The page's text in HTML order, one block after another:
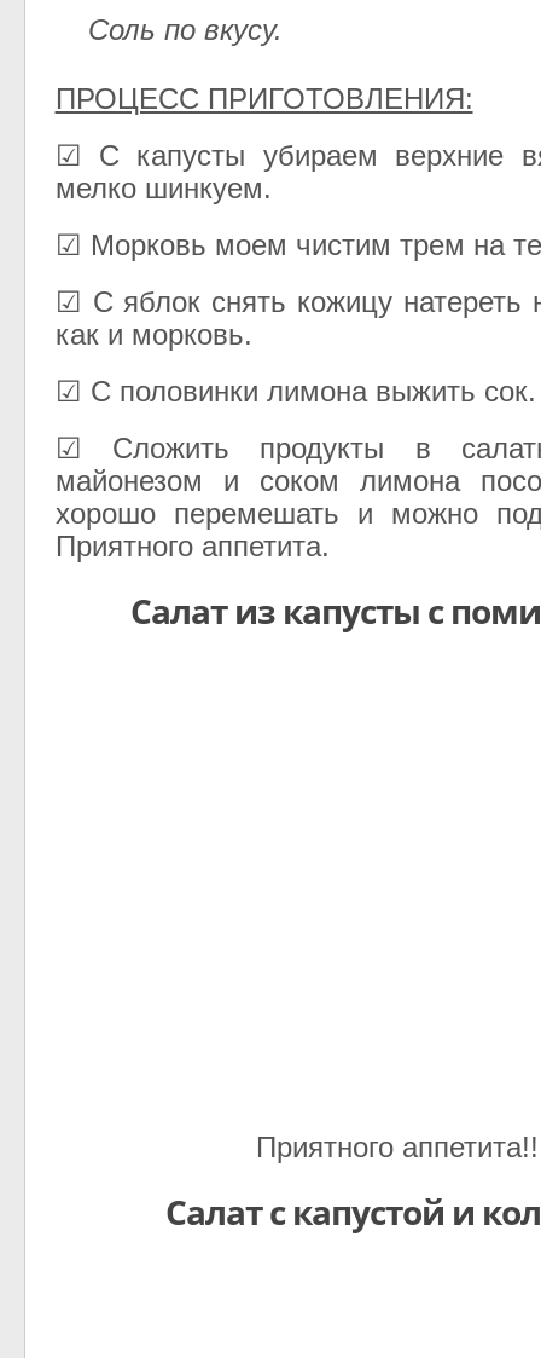
Соль по вкусу.
ПРОЦЕСС ПРИГОТОВЛЕНИЯ:
☑ С капусты убираем верхние
мелко шинкуем.
☑ Морковь моем чистим трем на
☑ С яблок снять кожицу натереть
как и морковь.
☑ С половинки лимона выжить сок.
☑ Сложить продукты в
майонезом и соком лимона
хорошо перемешать и можно
Приятного аппетита.
Салат из капусты с
Приятного
Салат с капустой и